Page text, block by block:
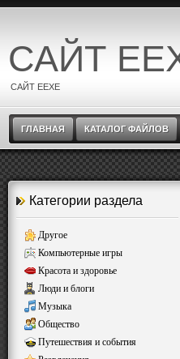
САЙТ
САЙТ EEXE
ГЛАВНАЯ КАТАЛОГ ФАЙЛОВ
Категории раздела
Другое
Компьютерные игры
Красота и здоровье
Люди и блоги
Музыка
Общество
Путешествия и события